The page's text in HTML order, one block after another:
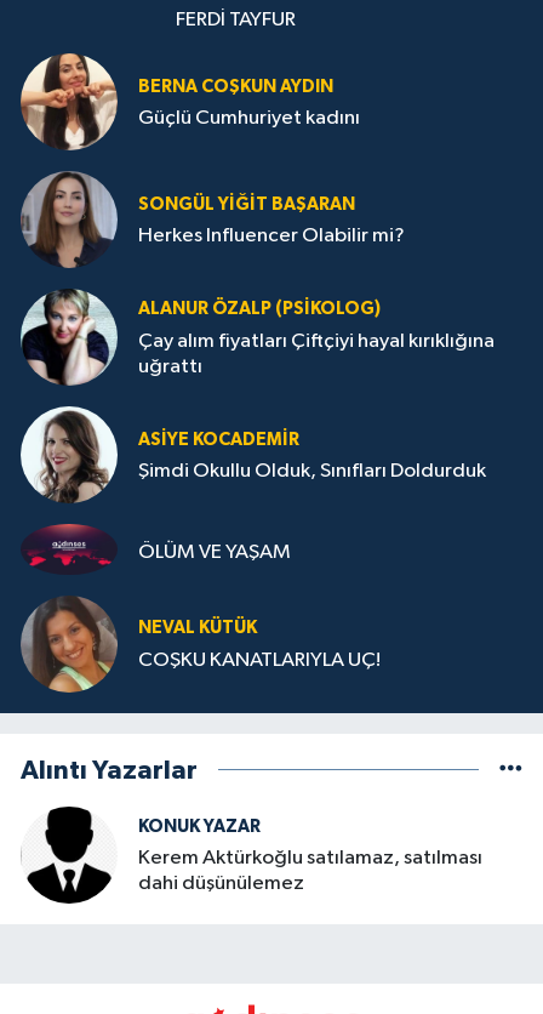
FERDİ TAYFUR
BERNA COŞKUN AYDIN
Güçlü Cumhuriyet kadını
SONGÜL YIĞIT BAŞARAN
Herkes Influencer Olabilir mi?
ALANUR ÖZALP (PSIKOLOG)
Çay alım fiyatları Çiftçiyi hayal kırıklığına
uğrattı
ASIYE KOCADEMİR
Şimdi Okullu Olduk, Sınıfları Doldurduk
ÖLÜM VE YAŞAM
NEVAL KÜTÜK
COŞKU KANATLARIYLA UÇ!
Alıntı Yazarlar
KONUK YAZAR
Kerem Aktürkoğlu satılamaz, satılması
dahi düşünülemez